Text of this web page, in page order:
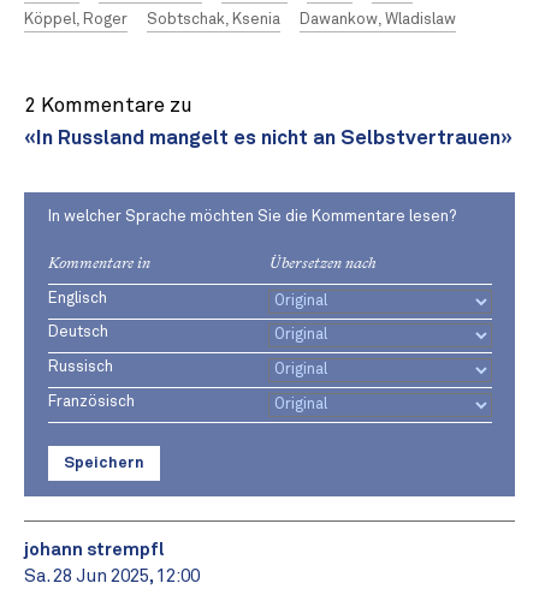
Köppel, Roger
Sobtschak, Ksenia Dawankow, Wladislaw
2 Kommentare zu
«In Russland mangelt es nicht an Selbstvertrauen»
In welcher Sprache möchten Sie die Kommentare lesen?
Kommentare in Übersetzen nach
Englisch
Deutsch
Russisch
Französisch
Speichern
johann strempfl
Sa. 28 Jun 2025, 12:00